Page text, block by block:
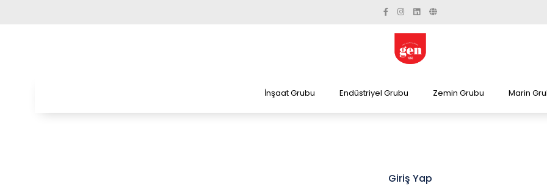
İnşaat Grubu Endüstriyel Grubu Zemin Grubu Marin
Giriş Yap